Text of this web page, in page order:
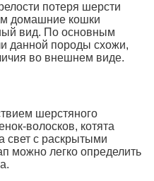
потеря шерсти
домашние кошки
вид. По основным
данной породы схожи,
во внешнем виде.
шерстяного
волосков, котята
свет с раскрытыми
можно легко определить